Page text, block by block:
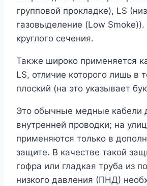
групповой прокладке), LS
газовыделение (Low Smoke)).
круглого сечения.
Также широко применяется
LS, отличие которого лишь в
плоский (на это указывает
Это обычные медные кабели
внутренней проводки; на
применяются только в
защите. В качестве такой
гофра или гладкая труба из
низкого давления (ПНД)